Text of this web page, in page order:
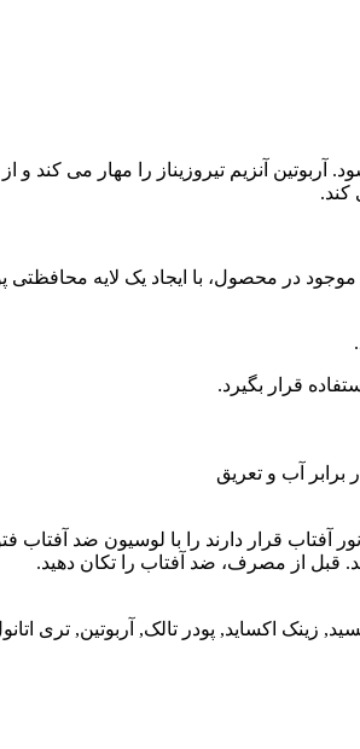
آنزیم تیروزیناز را مهار می کند و
در محصول، با ایجاد یک لایه
قرار بگیرد.
آب و تعریق
قرار دارند را با لوسیون ضد آفتاب فتو